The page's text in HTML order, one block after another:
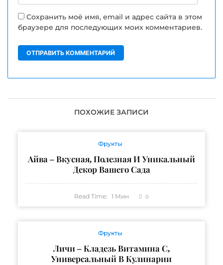
Сохранить моё имя, email и адрес сайта в этом
браузере для последующих моих комментариев.
ПОХОЖИЕ ЗАПИСИ
Фрукты
Айва – Вкусная, Полезная И Уникальный
Декор Вашего Сада
Read Time: 1 Мин 0
Фрукты
Личи – Кладезь Витамина С,
Универсальный В Кулинарии